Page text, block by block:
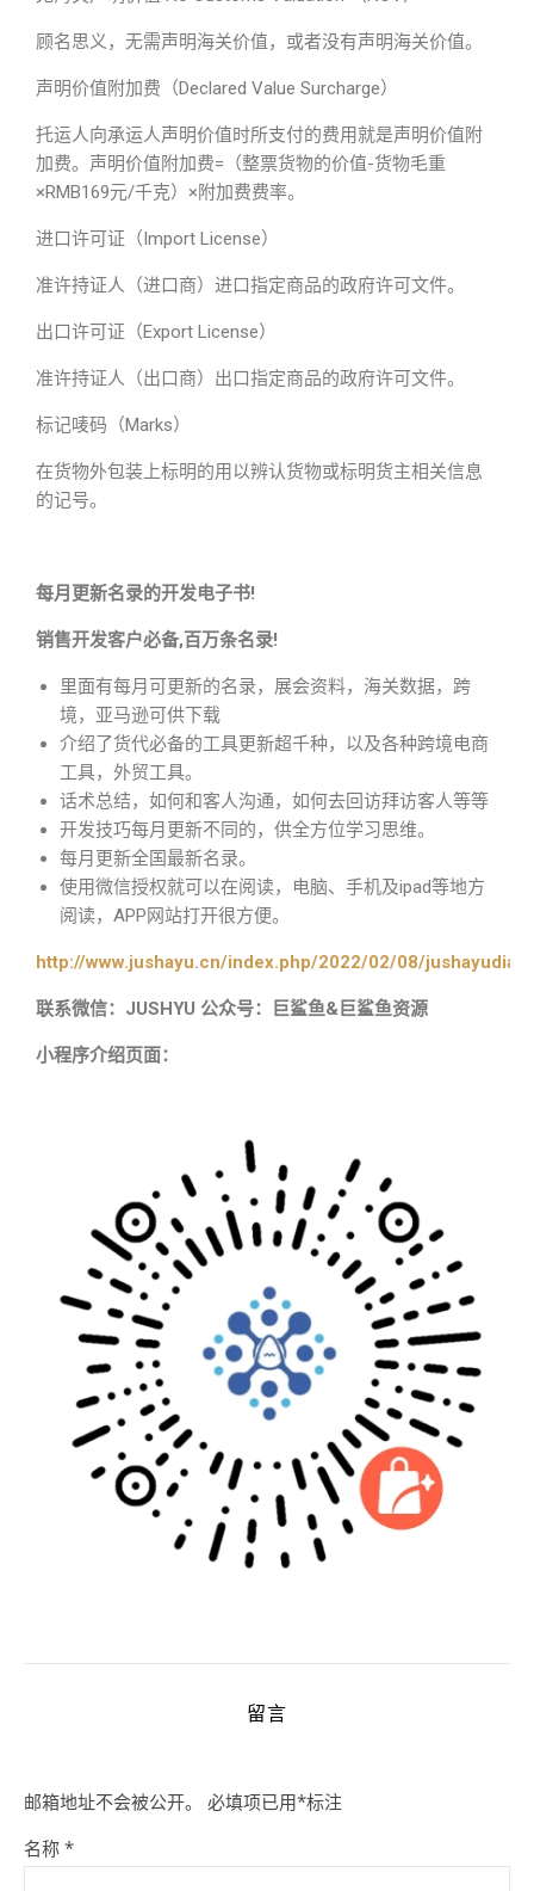
顾名思义，无需声明海关价值，或者没有声明海关价值。
声明价值附加费（Declared Value Surcharge）
托运人向承运人声明价值时所支付的费用就是声明价值附
加费。声明价值附加费=（整票货物的价值-货物毛重
×RMB169元/千克）×附加费费率。
进口许可证（Import License）
准许持证人（进口商）进口指定商品的政府许可文件。
出口许可证（Export License）
准许持证人（出口商）出口指定商品的政府许可文件。
标记唛码（Marks）
在货物外包装上标明的用以辨认货物或标明货主相关信息
的记号。
每月更新名录的开发电子书!
销售开发客户必备,百万条名录!
里面有每月可更新的名录，展会资料，海关数据，跨
境，亚马逊可供下载
介绍了货代必备的工具更新超千种，以及各种跨境电商
工具，外贸工具。
话术总结，如何和客人沟通，如何去回访拜访客人等等
开发技巧每月更新不同的，供全方位学习思维。
每月更新全国最新名录。
使用微信授权就可以在阅读，电脑、手机及ipad等地方
阅读，APP网站打开很方便。
http://www.jushayu.cn/index.php/2022/02/08/
联系微信：JUSHYU 公众号：巨鲨鱼&巨鲨鱼资源
小程序介绍页面：
留言
邮箱地址不会被公开。 必填项已用*标注
名称 *